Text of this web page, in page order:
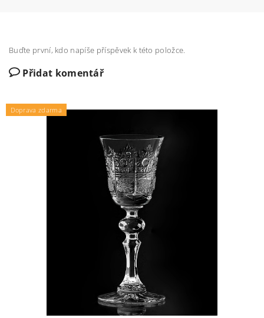
Buďte první, kdo napíše příspěvek k této položce.
Přidat komentář
Doprava zdarma